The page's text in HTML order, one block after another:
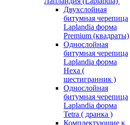
Двухслойная
битумная черепица
Laplandia форма
Premium (квадраты)
Однослойная
битумная черепица
Laplandia форма
Hexa (
шестигранник )
Однослойная
битумная черепица
Laplandia форма
Tetra ( дранка )
Комплектующие к